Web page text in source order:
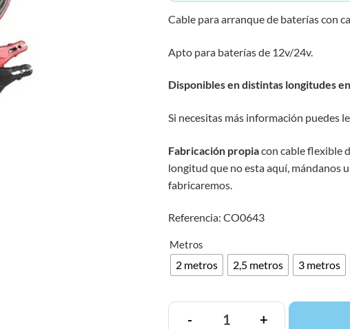
Cable para arranque de baterías con
Apto para baterías de 12v/24v.
Disponibles en distintas longitudes
Si necesitas más información puedes
Fabricación propiacon cable flexible
longitud que no esta aquí, mándanos
fabricaremos.
Referencia: CO0643
Metros
2 metros 2,5 metros 3 metros
- +